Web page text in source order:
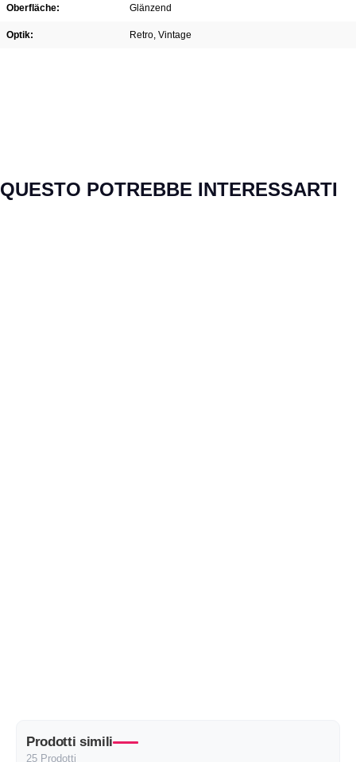
Oberfläche: Glänzend
Optik: Retro, Vintage
Salta la galleria dei prodotti
QUESTO POTREBBE INTERESSARTI
Prodotti simili
25 Prodotti